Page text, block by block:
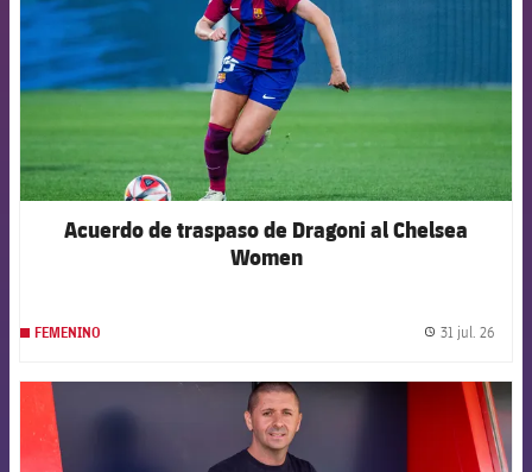
Acuerdo de traspaso de Dragoni al Chelsea
Women
FEMENINO 31 jul. 26
FCB Barcelona badge